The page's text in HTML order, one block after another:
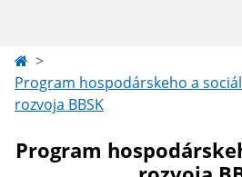
Program hospodárskeho a
rozvoja BBSK
Program